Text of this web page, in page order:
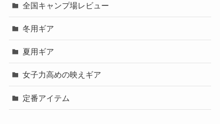
全国キャンプ場レビュー
冬用ギア
夏用ギア
女子力高めの映えギア
定番アイテム